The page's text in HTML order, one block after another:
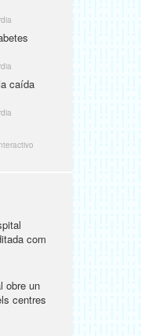
caída
com
obre un
centres